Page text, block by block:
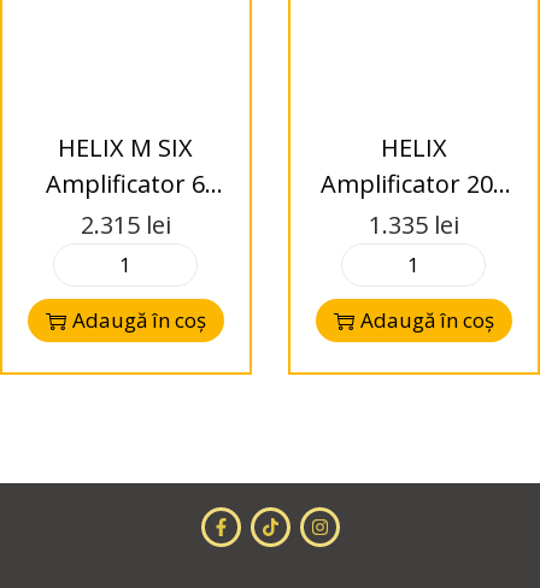
HELIX M SIX
Amplificator 6
canale
2.315 lei
Adaugă în coș
HELIX
Amplificator 201
X-OVER
1.335 lei
Adaugă în coș